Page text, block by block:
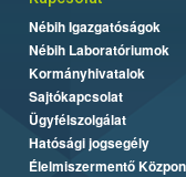
Nébih Igazgatóságok
Nébih Laboratóriumok
Kormányhivatalok
Sajtókapcsolat
Ügyfélszolgálat
Hatósági jogsegély
Élelmiszermentő